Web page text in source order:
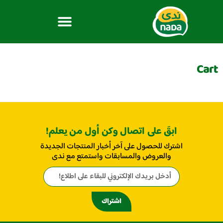
Cart
ابقَ على اتصال وكن أول من يعلم!
اشترك للحصول على آخر أخبار المنتجات الجديدة
والعروض والمسابقات واستمتع مع ندى
اشتراك